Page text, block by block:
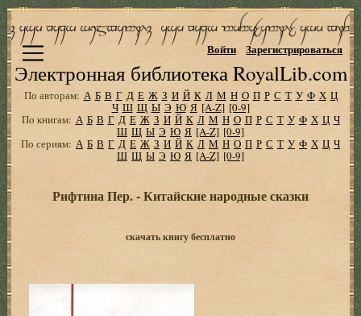
Электронная библиотека RoyalLib.com
Войти Зарегистрироваться
По авторам: А Б В Г Д Е Ж З И Й К Л М Н О П Р С Т У Ф Х Ц
Ч Ш Щ Ы Э Ю Я [A-Z] [0-9]
По книгам: А Б В Г Д Е Ж З И Й К Л М Н О П Р С Т У Ф Х Ц Ч
Ш Щ Ы Э Ю Я [A-Z] [0-9]
По сериям: А Б В Г Д Е Ж З И Й К Л М Н О П Р С Т У Ф Х Ц Ч
Ш Щ Ы Э Ю Я [A-Z] [0-9]
Рифтина Пер. - Китайские народные сказки
скачать книгу бесплатно